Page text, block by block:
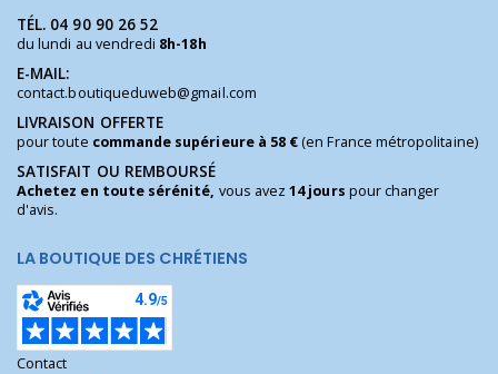
TÉL. 04 90 90 26 52
du lundi au vendredi 8h-18h
E-MAIL:
contact.boutiqueduweb@gmail.com
LIVRAISON OFFERTE
pour toute commande supérieure à 58 €(en France métropolitaine)
SATISFAIT OU REMBOURSÉ
Achetez en toute sérénité, vous avez14 jours pour changer
d'avis.
LA BOUTIQUE DES CHRÉTIENS
Contact